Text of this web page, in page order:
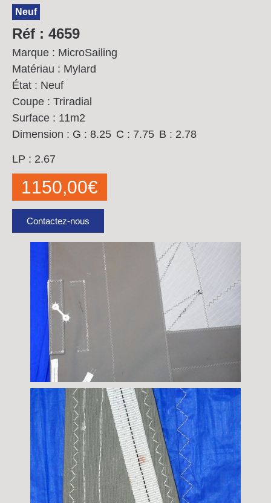
Neuf
Réf : 4659
Marque : MicroSailing
Matériau : Mylard
État : Neuf
Coupe : Triradial
Surface : 11m2
Dimension : G : 8.25 C : 7.75 B : 2.78
LP : 2.67
1150,00€
Contactez-nous